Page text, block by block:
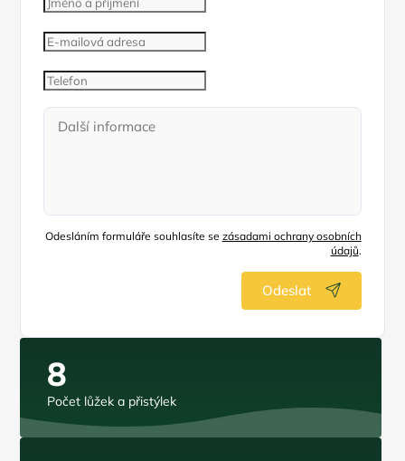
Odesláním formuláře souhlasíte se zásadami ochrany osobních
údajů.
Odeslat
8
Počet lůžek a přistýlek